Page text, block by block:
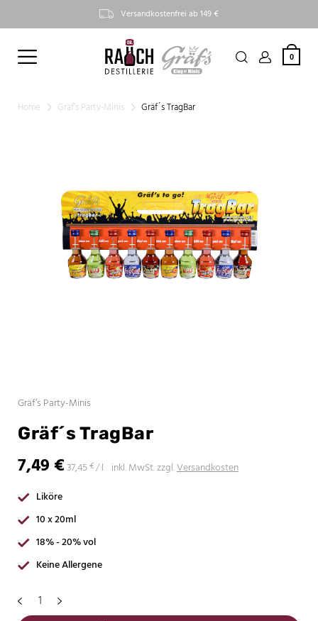
Versandkostenfrei ab 149 €
0
Home Gräf’s Party-Minis Gräf´s TragBar
Gräf’s Party-Minis
Gräf´s TragBar
7,49 €37,45€/l inkl. MwSt.zzgl.Versandkosten
Liköre
10 x 20ml
18% - 20% vol
Keine Allergene